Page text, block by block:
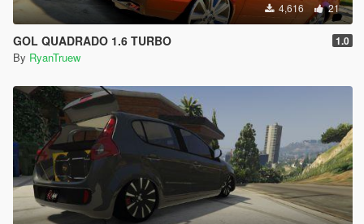
4,616 21
GOL QUADRADO 1.6 TURBO 1.0
By RyanTruew